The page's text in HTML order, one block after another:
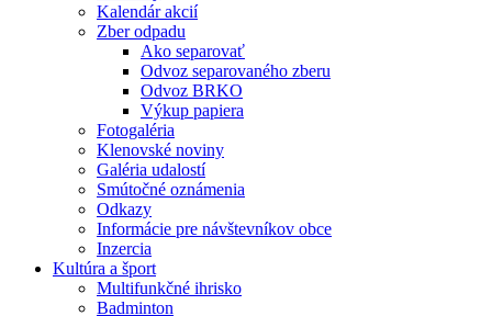
Kalendár akcií
Zber odpadu
Ako separovať
Odvoz separovaného zberu
Odvoz BRKO
Výkup papiera
Fotogaléria
Klenovské noviny
Galéria udalostí
Smútočné oznámenia
Odkazy
Informácie pre návštevníkov obce
Inzercia
Kultúra a šport
Multifunkčné ihrisko
Badminton